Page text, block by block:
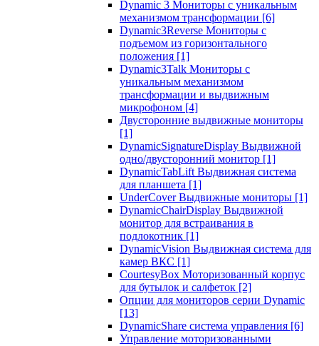
Dynamic 3 Мониторы с уникальным
механизмом трансформации [6]
Dynamic3Reverse Мониторы с
подъемом из горизонтального
положения [1]
Dynamic3Talk Мониторы с
уникальным механизмом
трансформации и выдвижным
микрофоном [4]
Двусторонние выдвижные мониторы
[1]
DynamicSignatureDisplay Выдвижной
одно/двусторонний монитор [1]
DynamicTabLift Выдвижная система
для планшета [1]
UnderCover Выдвижные мониторы [1]
DynamicChairDisplay Выдвижной
монитор для встраивания в
подлокотник [1]
DynamicVision Выдвижная система для
камер ВКС [1]
CourtesyBox Моторизованный корпус
для бутылок и салфеток [2]
Опции для мониторов серии Dynamic
[13]
DynamicShare система управления [6]
Управление моторизованными